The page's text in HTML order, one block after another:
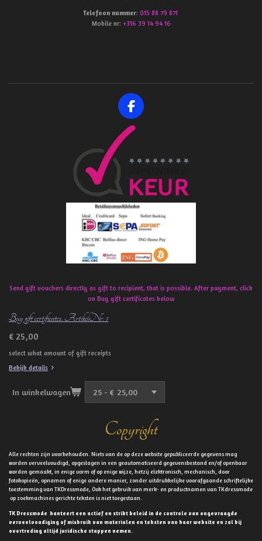
Telefoon nummer: 015 88 79 871
Mobile nr: +316 39 14 94 16
F
a
c
b
o
k
Send gift vouchers directly as gift to recipient, that is possible. After payment, click
on Buy gift certificates below
Buy gift certificates. ArtikelNr: 1
€ 25,00
select what amount of gift receipts
Bekijk details
In winkelwagen
Copyright
Alle rechten zijn voorbehouden. Niets van de op deze website gepubliceerde gegevens mag
worden verveelvoudigd, opgeslagen in een geautomatiseerd gegevensbestand en/of openbaar
worden gemaakt, in enige vorm of op enige wijze, hetzij elektronisch, mechanisch, door
fotokopieën, opnamen of enige andere manier, zonder uitdrukkelijke voorafgaande schriftelijke
toestemming van TKDressmode, Ook het gebruik van merk- en productnamen van TKdressmode
op zoekmachines gerichte teksten is niet toegestaan.
TK Dressmode hanteert een actief en strikt beleid in de controle van ongevraagde
verveelvoudiging of misbruik van materialen en teksten van haar website en zal bij
overtreding altijd juridische stappen nemen.